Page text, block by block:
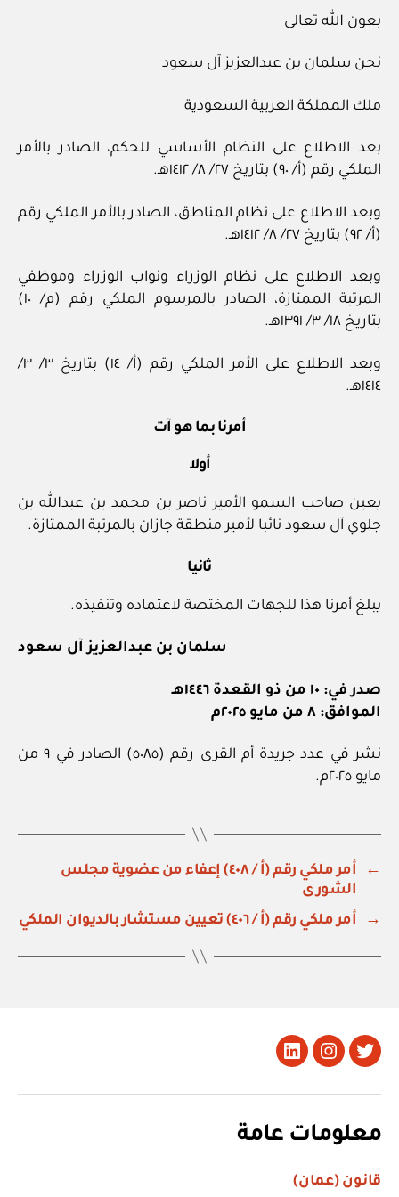
بعون الله تعالى
نحن سلمان بن عبدالعزيز آل سعود
ملك المملكة العربية السعودية
بعد الاطلاع على النظام الأساسي للحكم، الصادر بالأمر
الملكي رقم (أ/ ٩٠) بتاريخ ٢٧/ ٨/ ١٤١٢هـ.
وبعد الاطلاع على نظام المناطق، الصادر بالأمر الملكي رقم
(أ/ ٩٢) بتاريخ ٢٧/ ٨/ ١٤١٢هـ.
وبعد الاطلاع على نظام الوزراء ونواب الوزراء وموظفي
المرتبة الممتازة، الصادر بالمرسوم الملكي رقم (م/ ١٠)
بتاريخ ١٨/ ٣/ ١٣٩١هـ.
وبعد الاطلاع على الأمر الملكي رقم (أ/ ١٤) بتاريخ ٣/ ٣/
١٤١٤هـ.
أمرنا بما هو آت
أولا
يعين صاحب السمو الأمير ناصر بن محمد بن عبدالله بن
جلوي آل سعود نائبا لأمير منطقة جازان بالمرتبة الممتازة.
ثانيا
يبلغ أمرنا هذا للجهات المختصة لاعتماده وتنفيذه.
سلمان بن عبدالعزيز آل سعود
صدر في: ١٠ من ذو القعدة ١٤٤٦هـ
الموافق: ٨ من مايو ٢٠٢٥م
نشر في عدد جريدة أم القرى رقم (٥٠٨٥) الصادر في ٩ من
مايو ٢٠٢٥م.
←
أمر ملكي رقم (أ / ٤٠٨) إعفاء من عضوية مجلس
الشورى
→
أمر ملكي رقم (أ / ٤٠٦) تعيين مستشار بالديوان الملكي
تويتر Instagram
LinkedIn
معلومات عامة
قانون (عمان)